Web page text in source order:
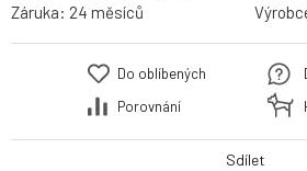
Záruka: 24 měsíců
Do oblíbených
Porovnání
Sdílet